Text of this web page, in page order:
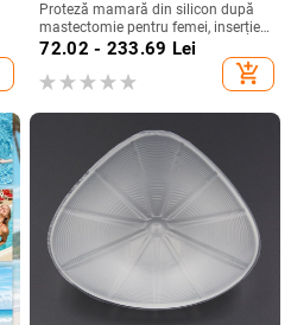
Proteză mamară din silicon după
mastectomie pentru femei, inserție
pentru sutien
72.02 - 233.69 Lei
add_shopping_cart